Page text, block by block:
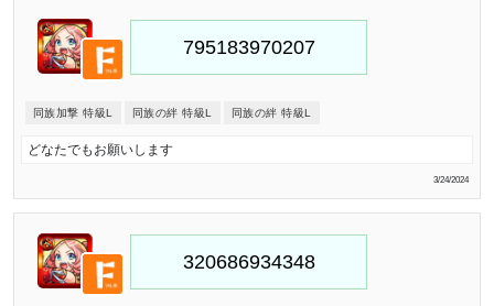
同族加撃 特級L 同族の絆 特級L 同族の絆 特級L
どなたでもお願いします
3/24/2024